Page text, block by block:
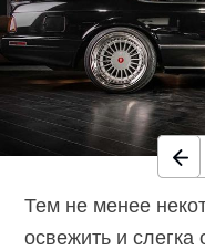
Тем не менее
освежить и